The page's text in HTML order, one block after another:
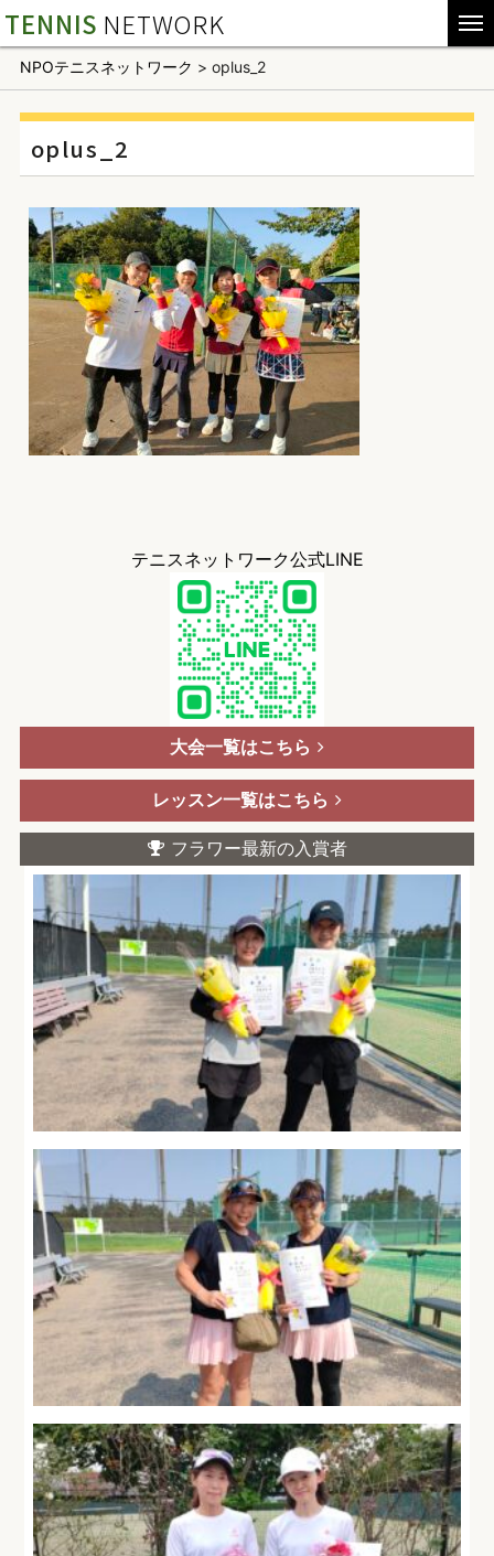
TENNIS NETWORK
NPOテニスネットワーク > oplus_2
oplus_2
テニスネットワーク公式LINE
大会一覧はこちら
レッスン一覧はこちら
フラワー最新の入賞者